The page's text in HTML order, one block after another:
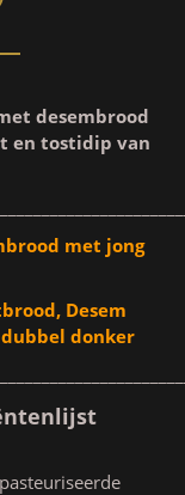
desembrood
en tostidip van
met jong
Desem
donker